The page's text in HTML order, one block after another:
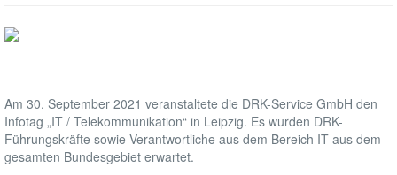
Am 30. September 2021 veranstaltete die DRK-Service GmbH den
Infotag „IT / Telekommunikation“ in Leipzig. Es wurden DRK-
Führungskräfte sowie Verantwortliche aus dem Bereich IT aus dem
gesamten Bundesgebiet erwartet.